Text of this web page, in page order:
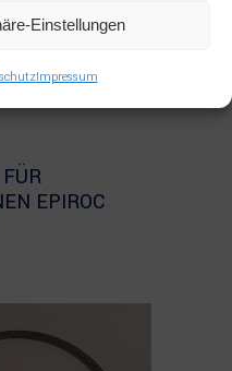
Einstellungen
Impressum
EPIROC